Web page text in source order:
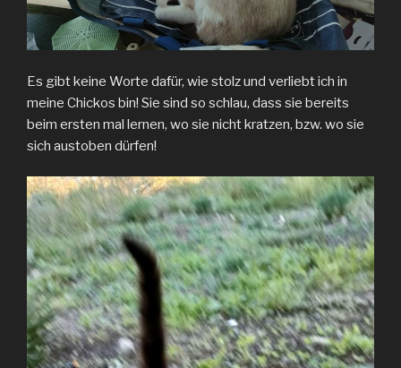
Es gibt keine Worte dafür, wie stolz und verliebt ich in
meine Chickos bin! Sie sind so schlau, dass sie bereits
beim ersten mal lernen, wo sie nicht kratzen, bzw. wo sie
sich austoben dürfen!